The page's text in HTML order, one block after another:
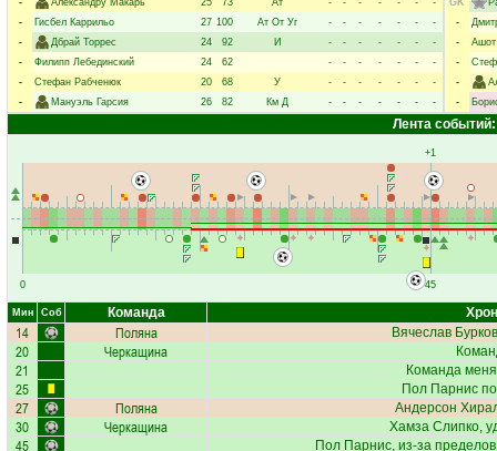
-
Александру Макарь 25 73 Ат - - - - - -
-
-
Гисбел Каррильо 27 100 Ат От Уг - - - - - -
-
-
Дбрай Торрес 24 92 И - - - - - -
-
-
Филипп Лебединский 24 62 - - - - - -
-
-
Стефан Рабченюк 20 68 У - - - - - -
-
-
Мануэль Гарсия 26 82 Км Д - - - - - - -
GK
-
-
Ашот
-
-
-
Лента событий:
0
+1
45
Мин Соб Команда
14 Поляна Вячеслав
20 Черкащина
21 Команда
25 Пол Парнис
27 Поляна Андерсон
30 Черкащина Хамза Слипко,
45 Пол Парнис, из-за